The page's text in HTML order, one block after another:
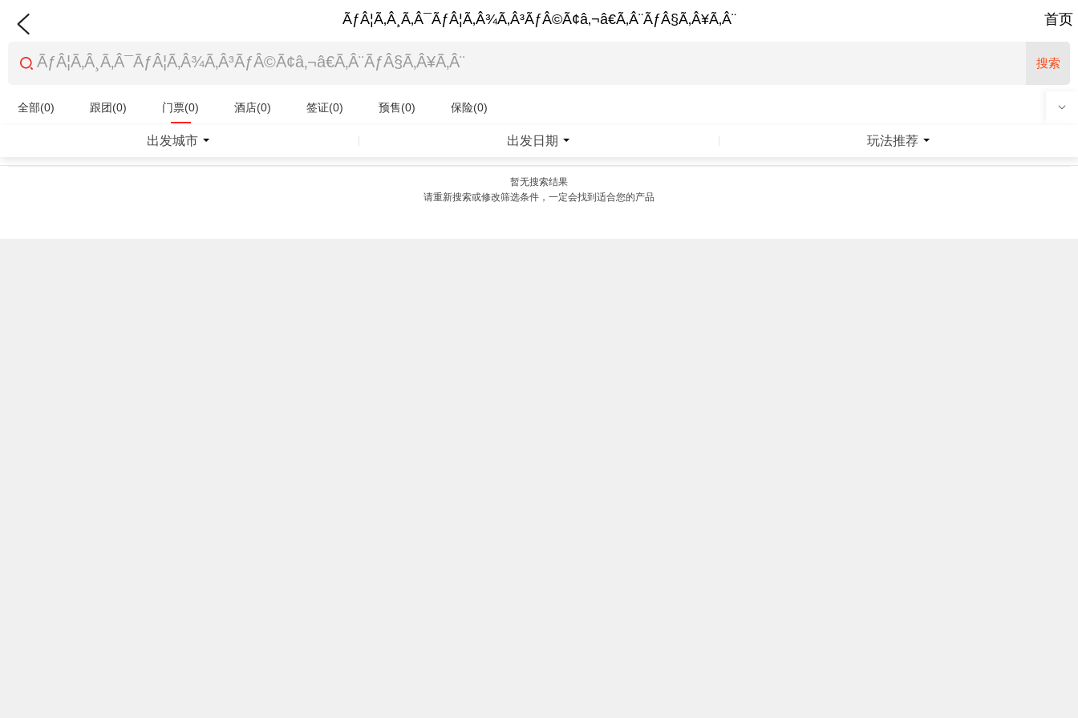
ÃƒÂ¦Ã‚Â¸Ã‚Â¯ÃƒÂ¦Ã‚Â¾Ã‚Â³ÃƒÂ©Ã¢â‚¬â€Ã‚Â¨ÃƒÂ§Ã‚Â¥Ã‚Â¨ 首页
搜索
全部(0) 跟团(0) 门票(0) 酒店(0) 签证(0) 预售(0) 保险(0)
出发城市 出发日期 玩法推荐
暂无搜索结果
请重新搜索或修改筛选条件，一定会找到适合您的产品